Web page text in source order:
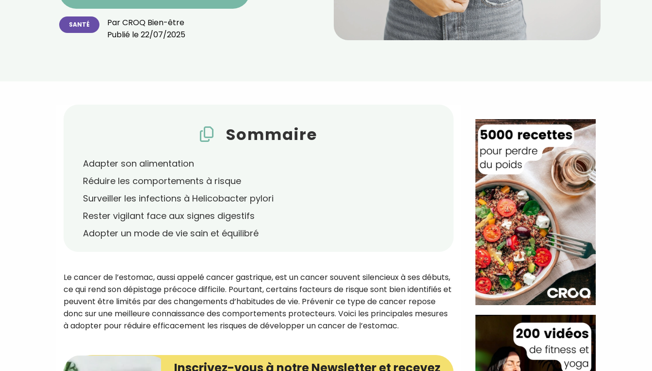
SANTÉ ParCROQ Bien-être
Publié le22/07/2025
Sommaire
Adapter son alimentation
Réduire les comportements à risque
Surveiller les infections à Helicobacter pylori
Rester vigilant face aux signes digestifs
Adopter un mode de vie sain et équilibré
Le cancer de l’estomac, aussi appelé cancer gastrique, est un cancer souvent silencieux à ses débuts,
ce qui rend son dépistage précoce difficile. Pourtant, certains facteurs de risque sont bien identifiés et
peuvent être limités par des changements d’habitudes de vie. Prévenir ce type de cancer repose
donc sur une meilleure connaissance des comportements protecteurs. Voici les principales mesures
à adopter pour réduire efficacement les risques de développer un cancer de l’estomac.